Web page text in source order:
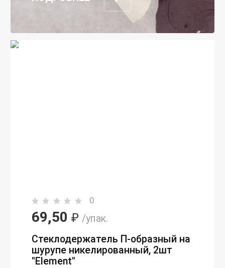
0
69,50 ₽ /упак.
Стеклодержатель П-образный на
шурупе никелированный, 2шт
"Element"